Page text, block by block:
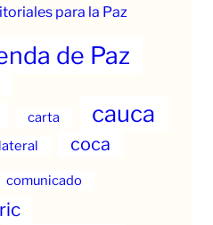
para la Paz
de Paz
carta cauca
coca
comunicado